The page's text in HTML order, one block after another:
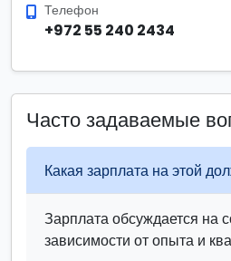
Телефон
+972 55 240 2434
Часто задаваемые
Какая зарплата на этой
Зарплата обсуждается на
зависимости от опыта и